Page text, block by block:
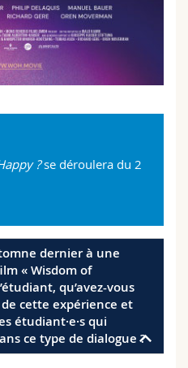
?se déroulera du 2
dernier à une
« Wisdom of
qu’avez-vous
cette expérience et
étudiant·e·s qui
ce type de dialogue ?